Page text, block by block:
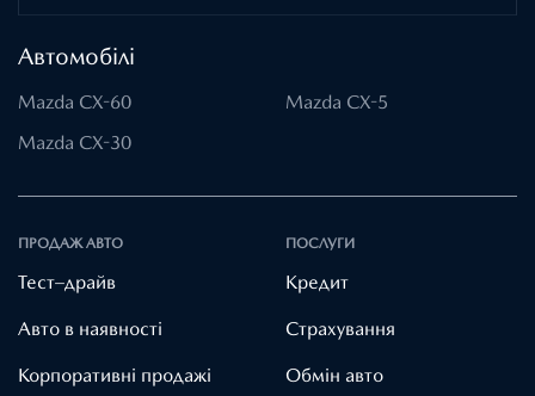
Автомобілі
Mazda CX-60
Mazda CX-5
Mazda CX-30
ПРОДАЖ АВТО
Тест–драйв
Авто в наявності
Корпоративні продажі
ПОСЛУГИ
Кредит
Страхування
Обмін авто